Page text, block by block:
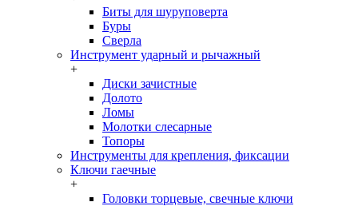
Биты для шуруповерта
Буры
Сверла
Инструмент ударный и рычажный
+
Диски зачистные
Долото
Ломы
Молотки слесарные
Топоры
Инструменты для крепления, фиксации
Ключи гаечные
+
Головки торцевые, свечные ключи